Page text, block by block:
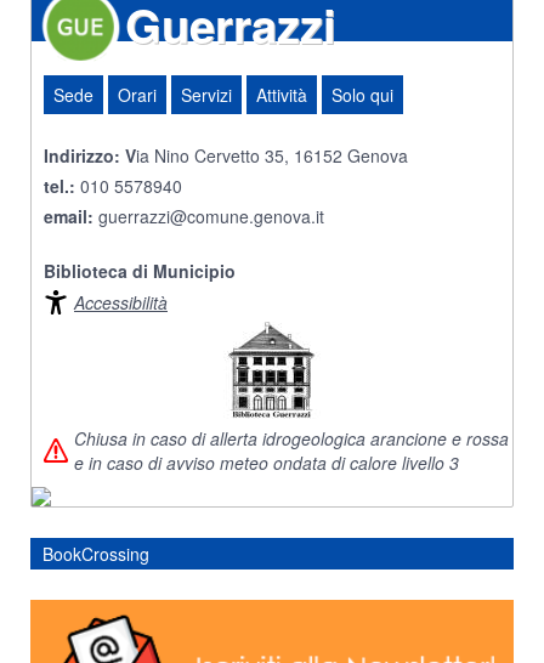
Guerrazzi
Sede Orari Servizi Attività Solo qui
Indirizzo: Via Nino Cervetto 35, 16152 Genova
tel.: 010 5578940
email: guerrazzi@comune.genova.it
Biblioteca di Municipio
Accessibilità
Chiusa in caso di allerta idrogeologica arancione e rossa
e in caso di avviso meteo ondata di calore livello 3
BookCrossing